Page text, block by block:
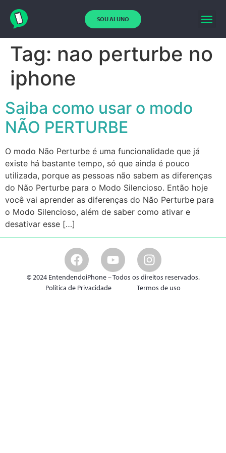
SOU ALUNO
Tag: nao perturbe no
iphone
Saiba como usar o modo
NÃO PERTURBE
O modo Não Perturbe é uma funcionalidade que já
existe há bastante tempo, só que ainda é pouco
utilizada, porque as pessoas não sabem as diferenças
do Não Perturbe para o Modo Silencioso. Então hoje
você vai aprender as diferenças do Não Perturbe para
o Modo Silencioso, além de saber como ativar e
desativar esse […]
© 2024 EntendendoiPhone – Todos os direitos reservados.
Política de Privacidade
Termos de uso